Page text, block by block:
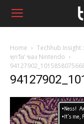
Home
Techhub Insight
ทุกวัย’ ของ Nintendo